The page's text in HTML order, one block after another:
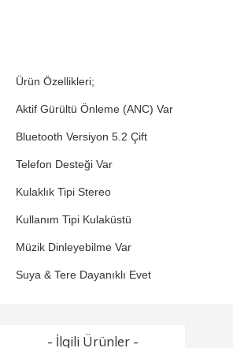
Ürün Özellikleri;
Aktif Gürültü Önleme (ANC) Var
Bluetooth Versiyon 5.2 Çift
Telefon Desteği Var
Kulaklık Tipi Stereo
Kullanım Tipi Kulaküstü
Müzik Dinleyebilme Var
Suya & Tere Dayanıklı Evet
- İlgili Ürünler -